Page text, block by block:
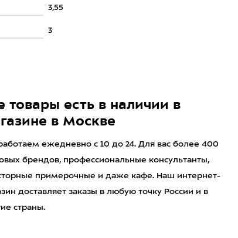
3,55
3
товары есть в наличии в
в Москве
ежедневно с 10 до 24. Для вас более 400
брендов, профессиональные консультанты,
примерочные и даже кафе. Наш интернет-
доставляет заказы в любую точку России и в
страны.